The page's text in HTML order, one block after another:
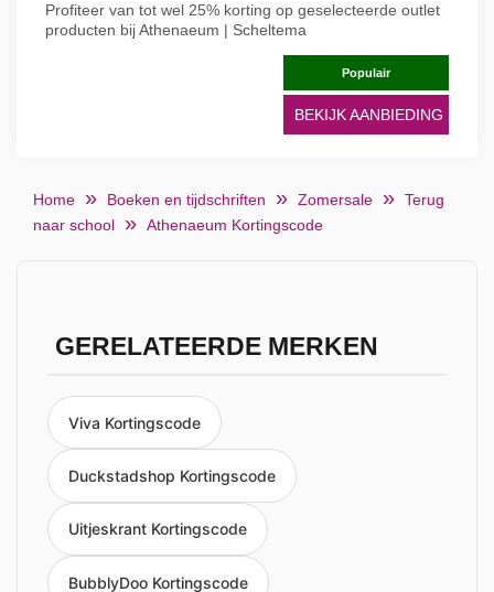
Profiteer van tot wel 25% korting op geselecteerde outlet
producten bij Athenaeum | Scheltema
Populair
BEKIJK AANBIEDING
Home Boeken en tijdschriften Zomersale
Terug
naar school
Athenaeum Kortingscode
GERELATEERDE MERKEN
Viva Kortingscode
Duckstadshop Kortingscode
Uitjeskrant Kortingscode
BubblyDoo Kortingscode